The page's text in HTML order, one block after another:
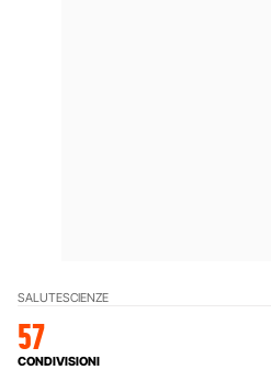
SALUTESCIENZE
57
CONDIVISIONI